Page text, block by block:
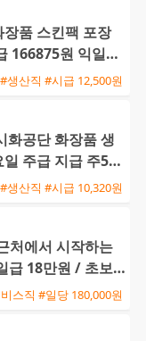
품 스킨팩 포장
166875원 익일지
생산직 #시급 12,500원
화공단 화장품 생
주급 지급 주5일
생산직 #시급 10,320원
처에서 시작하는
급 18만원 / 초보
스직 #일당 180,000원